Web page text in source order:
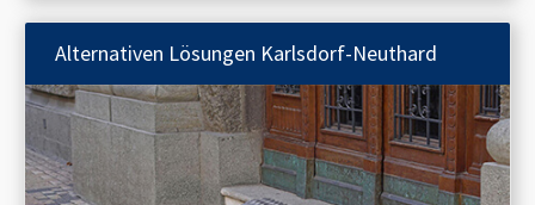
Alternativen Lösungen Karlsdorf-Neuthard